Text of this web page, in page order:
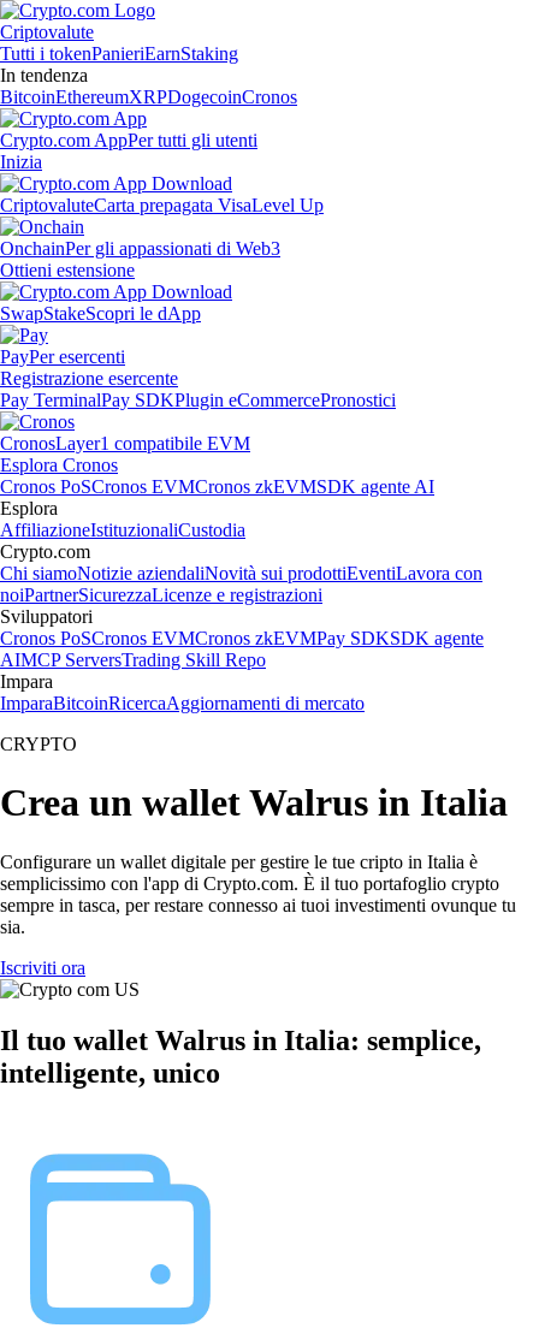
Criptovalute
Tutti i tokenPanieriEarnStaking
In tendenza
BitcoinEthereumXRPDogecoinCronos
Crypto.com AppPer tutti gli utenti
Inizia
CriptovaluteCarta prepagata VisaLevel Up
OnchainPer gli appassionati di Web3
Ottieni estensione
SwapStakeScopri le dApp
PayPer esercenti
Registrazione esercente
Pay TerminalPay SDKPlugin eCommercePronostici
CronosLayer1 compatibile EVM
Esplora Cronos
Cronos PoSCronos EVMCronos zkEVMSDK agente AI
Esplora
AffiliazioneIstituzionaliCustodia
Crypto.com
Chi siamoNotizie aziendaliNovità sui prodottiEventiLavora con
noiPartnerSicurezzaLicenze e registrazioni
Sviluppatori
Cronos PoSCronos EVMCronos zkEVMPay SDKSDK agente
AIMCP ServersTrading Skill Repo
Impara
ImparaBitcoinRicercaAggiornamenti di mercato
CRYPTO
Crea un wallet Walrus in Italia
Configurare un wallet digitale per gestire le tue cripto in Italia è
semplicissimo con l'app di Crypto.com. È il tuo portafoglio crypto
sempre in tasca, per restare connesso ai tuoi investimenti ovunque tu
sia.
Iscriviti ora
Il tuo wallet Walrus in Italia: semplice,
intelligente, unico